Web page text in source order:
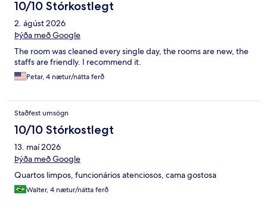
10/10 Stórkostlegt
2. ágúst 2026
Þýða með Google
The room was cleaned every single day, the rooms are new, the
staffs are friendly. I recommend it.
Petar, 4 nætur/nátta ferð
Staðfest umsögn
10/10 Stórkostlegt
13. maí 2026
Þýða með Google
Quartos limpos, funcionários atenciosos, cama gostosa
Walter, 4 nætur/nátta ferð